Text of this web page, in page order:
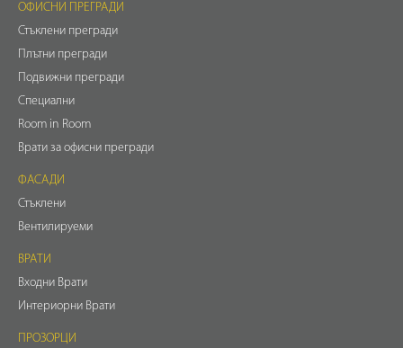
ОФИСНИ ПРЕГРАДИ
Стъклени прегради
Плътни прегради
Подвижни прегради
Специални
Room in Room
Врати за офисни прегради
ФАСАДИ
Стъклени
Вентилируеми
ВРАТИ
Входни Врати
Интериорни Врати
ПРОЗОРЦИ